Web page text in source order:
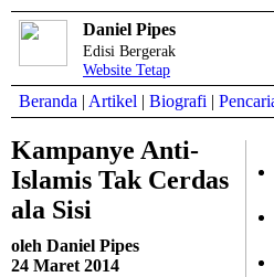
Daniel Pipes
Edisi Bergerak
Website Tetap
Beranda | Artikel | Biografi |
Kampanye Anti-
Islamis Tak Cerdas
ala Sisi
oleh Daniel Pipes
24 Maret 2014